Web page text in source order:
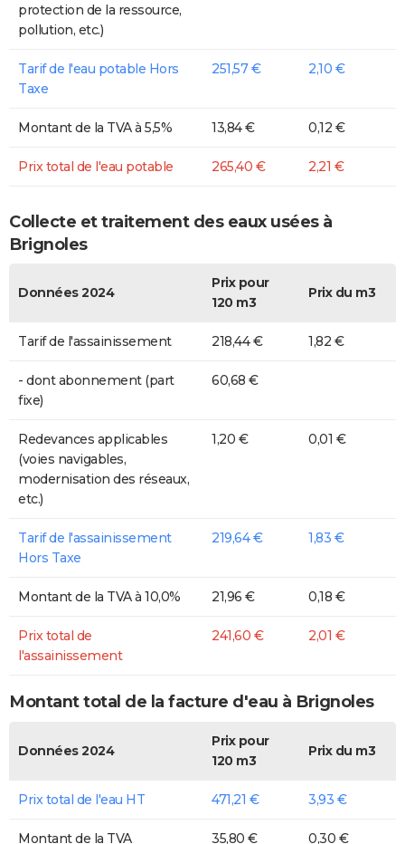
protection de la ressource,
pollution, etc.)
Tarif de l'eau potable Hors
Taxe
251,57 € 2,10 €
Montant de la TVA à 5,5% 13,84 € 0,12 €
Prix total de l'eau potable 265,40 € 2,21 €
Collecte et traitement des eaux usées à
Brignoles
Données 2024
Prix pour
120 m3
Prix du m3
Tarif de l'assainissement 218,44 € 1,82 €
- dont abonnement (part
fixe)
60,68 €
Redevances applicables
(voies navigables,
modernisation des réseaux,
etc.)
1,20 € 0,01 €
Tarif de l'assainissement
Hors Taxe
219,64 € 1,83 €
Montant de la TVA à 10,0% 21,96 € 0,18 €
Prix total de
l'assainissement
241,60 € 2,01 €
Montant total de la facture d'eau à Brignoles
Données 2024
Prix pour
120 m3
Prix du m3
Prix total de l'eau HT 471,21 € 3,93 €
Montant de la TVA 35,80 € 0,30 €